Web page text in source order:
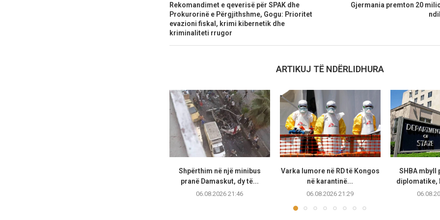
Rekomandimet e qeverisë për SPAK dhe
Prokurorinë e Përgjithshme, Gogu: Prioritet
evazioni fiskal, krimi kibernetik dhe
kriminaliteti rrugor
Gjermania premton 20
ARTIKUJ TË NDËRLIDHURA
Shpërthim në një minibus
pranë Damaskut, dy të...
06.08.2026 21:46
Varka lumore në RD të Kongos
në karantinë...
06.08.2026 21:29
SHBA mbyll
diplomatike,